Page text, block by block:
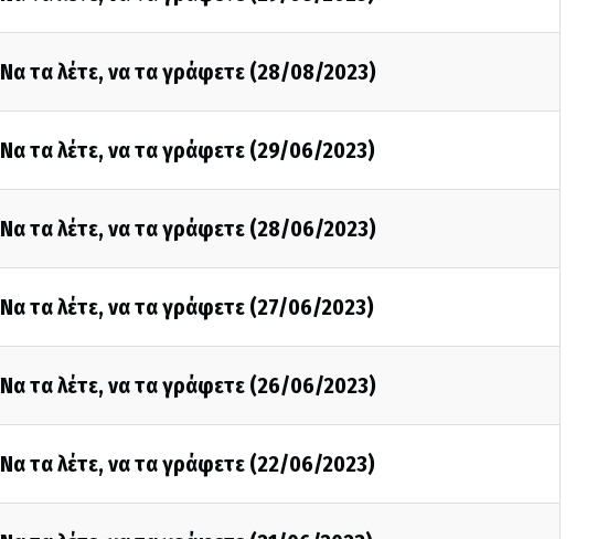
Να τα λέτε, να τα γράφετε (28/08/2023)
Να τα λέτε, να τα γράφετε (29/06/2023)
Να τα λέτε, να τα γράφετε (28/06/2023)
Να τα λέτε, να τα γράφετε (27/06/2023)
Να τα λέτε, να τα γράφετε (26/06/2023)
Να τα λέτε, να τα γράφετε (22/06/2023)